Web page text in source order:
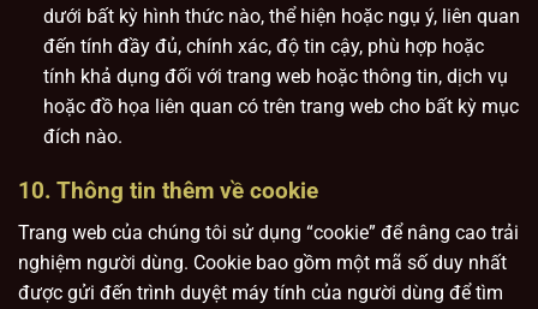
dưới bất kỳ hình thức nào, thể hiện hoặc ngụ ý, liên quan
đến tính đầy đủ, chính xác, độ tin cậy, phù hợp hoặc
tính khả dụng đối với trang web hoặc thông tin, dịch vụ
hoặc đồ họa liên quan có trên trang web cho bất kỳ mục
đích nào.
10. Thông tin thêm về cookie
Trang web của chúng tôi sử dụng “cookie” để nâng cao trải
nghiệm người dùng. Cookie bao gồm một mã số duy nhất
được gửi đến trình duyệt máy tính của người dùng để tìm